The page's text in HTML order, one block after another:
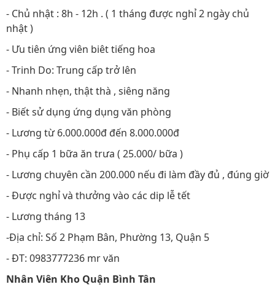
- Chủ nhật : 8h - 12h . ( 1 tháng được nghỉ 2 ngày chủ
nhật )
- Ưu tiên ứng viên biêt tiếng hoa
- Trinh Do: Trung cấp trở lên
- Nhanh nhẹn, thật thà , siêng năng
- Biết sử dụng ứng dụng văn phòng
- Lương từ 6.000.000đ đến 8.000.000đ
- Phụ cấp 1 bữa ăn trưa ( 25.000/ bữa )
- Lương chuyên cần 200.000 nếu đi làm đầy đủ , đúng giờ
- Được nghỉ và thưởng vào các dip lễ tết
- Lương tháng 13
-Địa chỉ: Số 2 Phạm Bân, Phường 13, Quận 5
- ĐT: 0983777236 mr văn
Nhân Viên Kho Quận Bình Tân